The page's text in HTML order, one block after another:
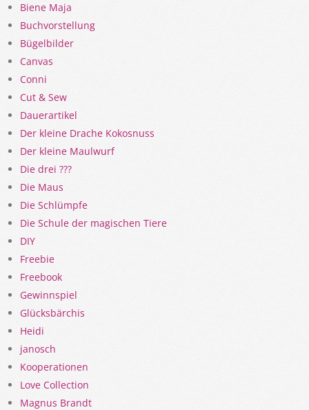
Biene Maja
Buchvorstellung
Bügelbilder
Canvas
Conni
Cut & Sew
Dauerartikel
Der kleine Drache Kokosnuss
Der kleine Maulwurf
Die drei ???
Die Maus
Die Schlümpfe
Die Schule der magischen Tiere
DIY
Freebie
Freebook
Gewinnspiel
Glücksbärchis
Heidi
janosch
Kooperationen
Love Collection
Magnus Brandt